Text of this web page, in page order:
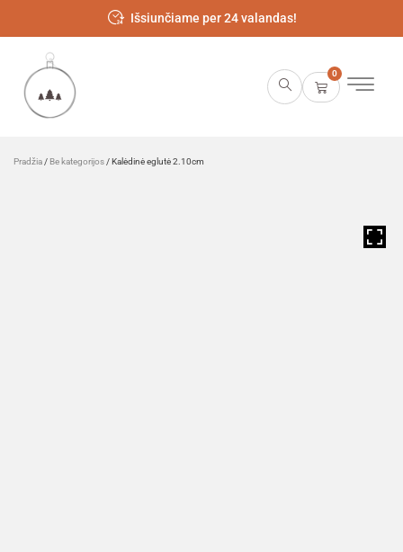
Išsiunčiame per 24 valandas!
0
Pradžia / Be kategorijos / Kalėdinė eglutė 2.10cm